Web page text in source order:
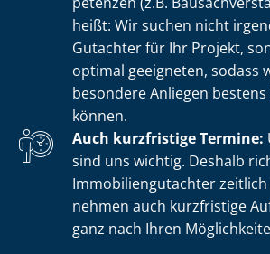
heißt: Wir suchen nicht
Gutachter für Ihr Projekt,
optimal geeigneten, sodass
besondere Anliegen
können.
Auch kurzfristige Termine:
sind uns wichtig. Deshalb
Im­mo­bi­li­en­gut­ach­ter
nehmen auch kurzfristige
ganz nach Ihren